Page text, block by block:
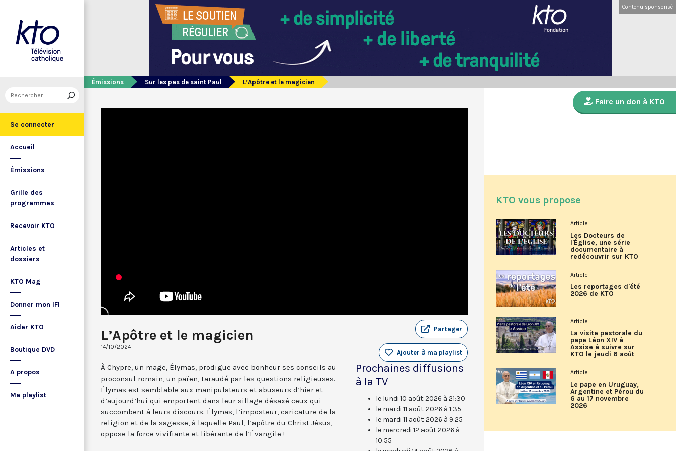
Se connecter
Accueil
Émissions
Grille des
programmes
Recevoir KTO
Articles et
dossiers
KTO Mag
Donner mon IFI
Aider KTO
Boutique DVD
A propos
Ma playlist
Contenu sponsorisé
Émissions Sur les pas de saint Paul L’Apôtre et le magicien
L’Apôtre et le magicien
14/10/2024
Partager
Ajouter à ma playlist
À Chypre, un mage, Élymas, prodigue avec bonheur ses conseils au
proconsul romain, un païen, taraudé par les questions religieuses.
Élymas est semblable aux manipulateurs et abuseurs d’hier et
d’aujourd’hui qui emportent dans leur sillage désaxé ceux qui
succombent à leurs discours. Élymas, l’imposteur, caricature de la
religion et de la sagesse, à laquelle Paul, l’apôtre du Christ Jésus,
oppose la force vivifiante et libérante de l’Évangile !
Prochaines diffusions
à la TV
le lundi 10 août 2026 à 21:30
le mardi 11 août 2026 à 1:35
le mardi 11 août 2026 à 9:25
le mercredi 12 août 2026 à
10:55
Faire un don à KTO
KTO vous propose
Article
Les Docteurs de
l'Église, une série
documentaire à
redécouvrir sur KTO
Article
Les reportages d'été
2026 de KTO
Article
La visite pastorale du
pape Léon XIV à
Assise à suivre sur
KTO le jeudi 6 août
Article
Le pape en Uruguay,
Argentine et Pérou du
6 au 17 novembre
2026